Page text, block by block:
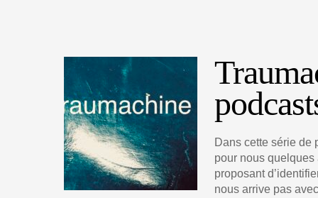
Dans cette série de
pour nous
proposant
nous arrive pas